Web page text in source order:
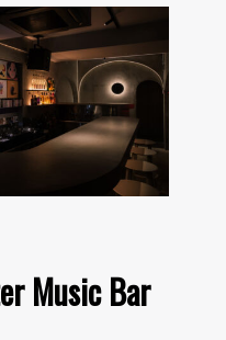
Music Bar